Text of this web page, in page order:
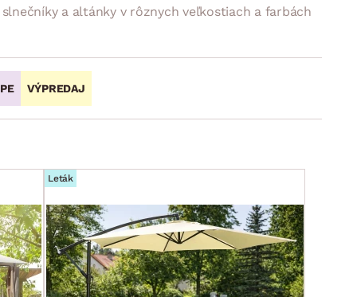
a altánky v rôznych veľkostiach a farbách
VÝPREDAJ
Leták